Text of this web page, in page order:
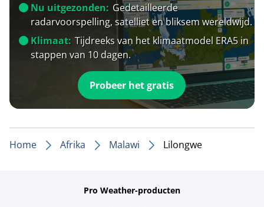
Nu uitgezonden: Gedetailleerde
radarvoorspelling, satelliet en bliksem wereldwijd.
Klimaat: Tijdreeks van het klimaatmodel ERA5 in
stappen van 10 dagen.
Probeer het gratis
Home Afrika Malawi Lilongwe
Pro Weather-producten